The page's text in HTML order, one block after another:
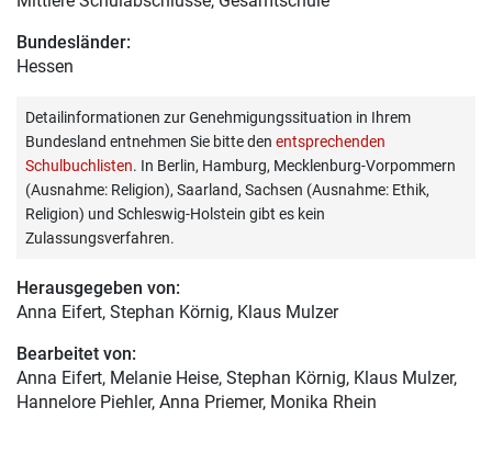
Bundesländer:
Hessen
Detailinformationen zur Genehmigungssituation in Ihrem
Bundesland entnehmen Sie bitte den entsprechenden
Schulbuchlisten. In Berlin, Hamburg, Mecklenburg-Vorpommern
(Ausnahme: Religion), Saarland, Sachsen (Ausnahme: Ethik,
Religion) und Schleswig-Holstein gibt es kein
Zulassungsverfahren.
Herausgegeben von:
Anna Eifert, Stephan Körnig, Klaus Mulzer
Bearbeitet von:
Anna Eifert, Melanie Heise, Stephan Körnig, Klaus Mulzer,
Hannelore Piehler, Anna Priemer, Monika Rhein